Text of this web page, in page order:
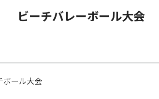
ビーチバレーボール大会
ボール大会